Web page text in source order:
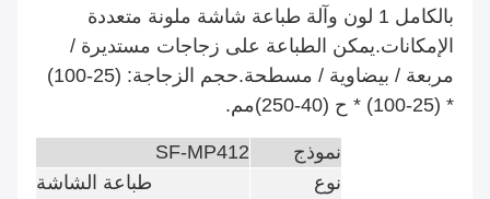
بالكامل 1 لون وآلة طباعة شاشة ملونة متعددة
الإمكانات.يمكن الطباعة على زجاجات مستديرة /
مربعة / بيضاوية / مسطحة.حجم الزجاجة: (25-100)
* (25-100) * ح (40-250)
مم.
نموذج
SF-MP412
نوع
طباعة الشاشة